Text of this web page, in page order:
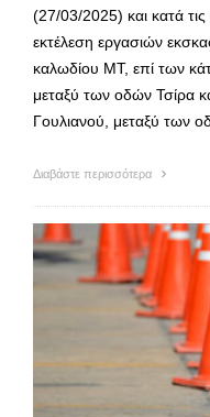
(27/03/2025) και κατά
εκτέλεση εργασιών
καλωδίου ΜΤ, επί των
μεταξύ των οδών Τσίρα
Γουλιανού, μεταξύ των
Διαβάστε περισσότερα